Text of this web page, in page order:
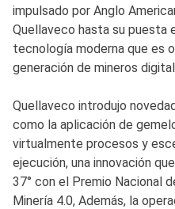
impulsado por Anglo
Quellaveco hasta su puesta
tecnología moderna que es
generación de mineros
Quellaveco introdujo
como la aplicación de
virtualmente procesos y
ejecución, una innovación
37° con el Premio Nacional
Minería 4.0, Además, la